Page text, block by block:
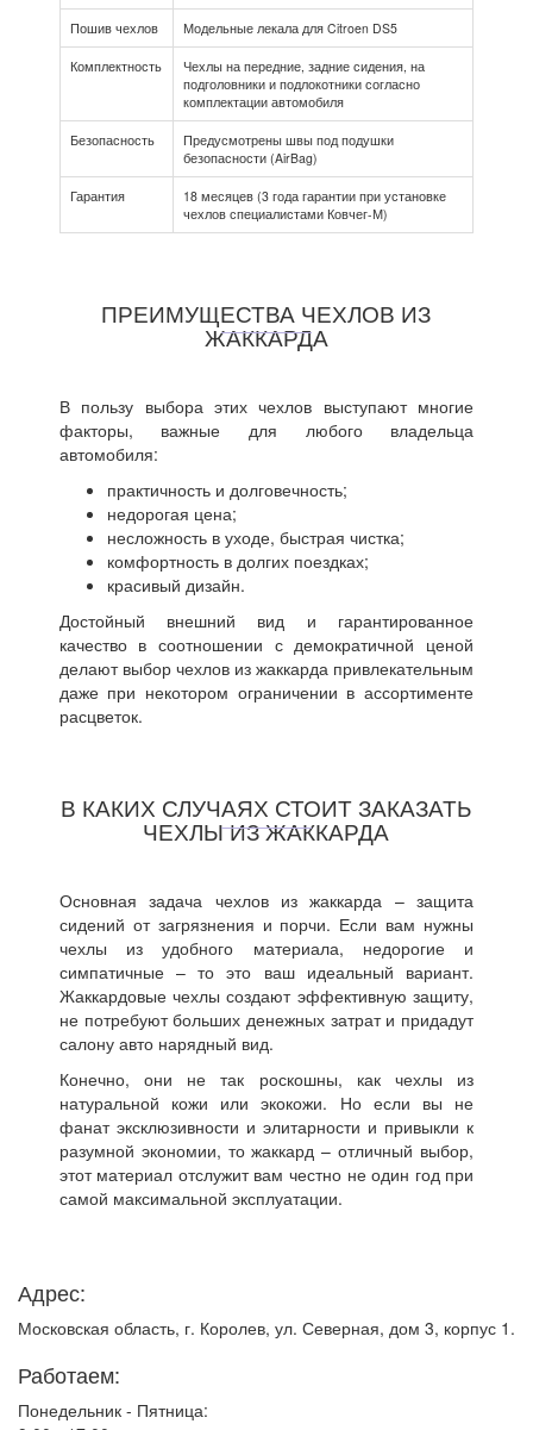
Пошив чехлов Модельные лекала для Citroen DS5
Комплектность
Чехлы на передние, задние сидения, на
подголовники и подлокотники согласно
комплектации автомобиля
Безопасность
Предусмотрены швы под подушки
безопасности (AirBag)
Гарантия
18 месяцев (3 года гарантии при установке
чехлов специалистами Ковчег-М)
ПРЕИМУЩЕСТВА ЧЕХЛОВ ИЗ
ЖАККАРДА
В пользу выбора этих чехлов выступают многие
факторы, важные для любого владельца
автомобиля:
практичность и долговечность;
недорогая цена;
несложность в уходе, быстрая чистка;
комфортность в долгих поездках;
красивый дизайн.
Достойный внешний вид и гарантированное
качество в соотношении с демократичной ценой
делают выбор чехлов из жаккарда привлекательным
даже при некотором ограничении в ассортименте
расцветок.
В КАКИХ СЛУЧАЯХ СТОИТ ЗАКАЗАТЬ
ЧЕХЛЫ ИЗ ЖАККАРДА
Основная задача чехлов из жаккарда – защита
сидений от загрязнения и порчи. Если вам нужны
чехлы из удобного материала, недорогие и
симпатичные – то это ваш идеальный вариант.
Жаккардовые чехлы создают эффективную защиту,
не потребуют больших денежных затрат и придадут
салону авто нарядный вид.
Конечно, они не так роскошны, как чехлы из
натуральной кожи или экокожи. Но если вы не
фанат эксклюзивности и элитарности и привыкли к
разумной экономии, то жаккард – отличный выбор,
этот материал отслужит вам честно не один год при
самой максимальной эксплуатации.
Адрес:
Московская область, г. Королев, ул. Северная, дом 3, корпус 1.
Работаем:
Понедельник - Пятница: